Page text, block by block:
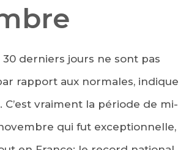
30 derniers jours ne sont pas
rapport aux normales, indique
C’est vraiment la période de mi-
qui fut exceptionnelle,